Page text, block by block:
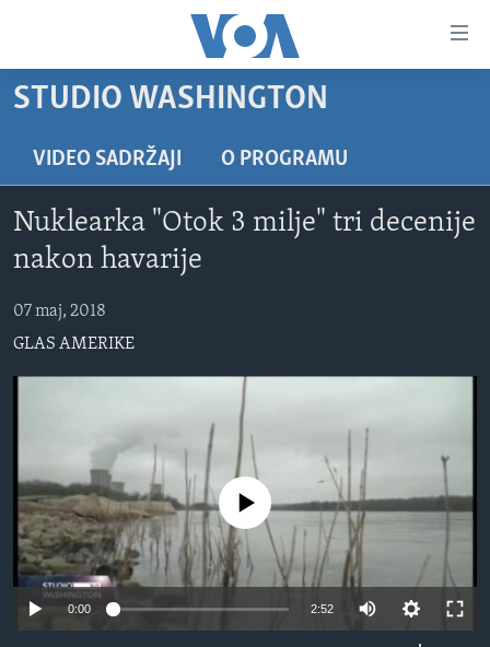
glavni
Pređi
na
glavnu
navigaciju
Idi
pretragu
VIDEO
VIJESTI
SJEDINJENE AMERIČKE DRŽAVE
BOSNA I HERCEGOVINA
SVIJET
NAUKA I TEHNOLOGIJA
SPECIJALNI PROJEKTI
KORUPCIJA
IZBJEGLIČKA STRANA
MAGAZIN
O GLASU AMERIKE
Learning English
STUDIO WASHINGTON
VIDEO SADRŽAJI O PROGRAMU
Nuklearka "Otok 3 milje" tri decenije
nakon havarije
07 maj, 2018
GLAS AMERIKE
No media source currently available
0:00 2:52